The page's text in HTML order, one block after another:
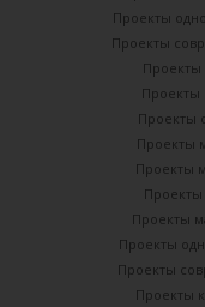
Проекты
Проекты
Проекты
Проекты
Проекты
Проекты
Проекты
Проекты
Проекты
Проекты
Проекты
Проекты